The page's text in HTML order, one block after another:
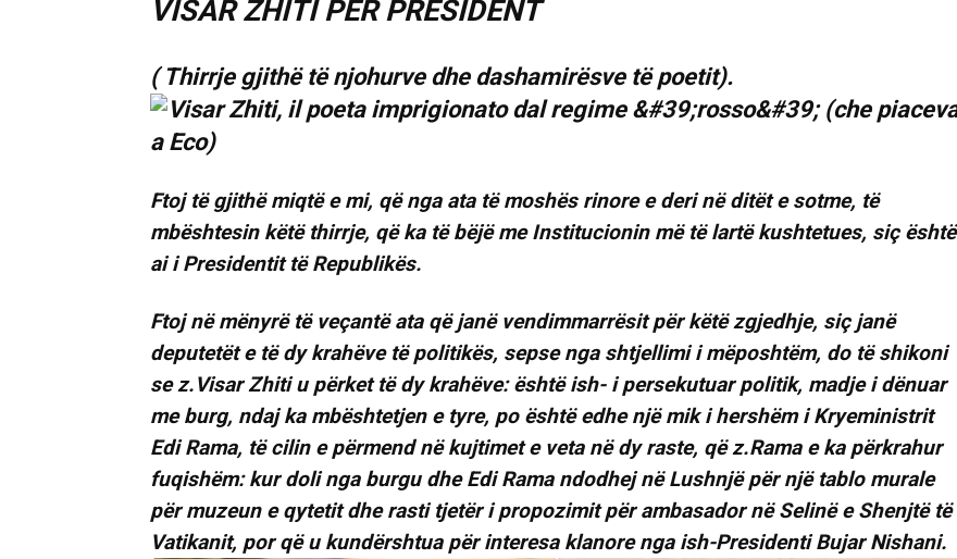
VISAR ZHITI PËR PRESIDENT
( Thirrje gjithë të njohurve dhe dashamirësve të poetit).
Ftoj të gjithë miqtë e mi, që nga ata të moshës rinore e deri në ditët e sotme, të
mbështesin këtë thirrje, që ka të bëjë me Institucionin më të lartë kushtetues, siç është
ai i Presidentit të Republikës.
Ftoj në mënyrë të veçantë ata që janë vendimmarrësit për këtë zgjedhje, siç janë
deputetët e të dy krahëve të politikës, sepse nga shtjellimi i mëposhtëm, do të shikoni
se z.Visar Zhiti u përket të dy krahëve: është ish- i persekutuar politik, madje i dënuar
me burg, ndaj ka mbështetjen e tyre, po është edhe një mik i hershëm i Kryeministrit
Edi Rama, të cilin e përmend në kujtimet e veta në dy raste, që z.Rama e ka përkrahur
fuqishëm: kur doli nga burgu dhe Edi Rama ndodhej në Lushnjë për një tablo murale
për muzeun e qytetit dhe rasti tjetër i propozimit për ambasador në Selinë e Shenjtë të
Vatikanit, por që u kundërshtua për interesa klanore nga ish-Presidenti Bujar Nishani.